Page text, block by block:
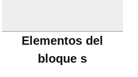
Elementos del
bloque s